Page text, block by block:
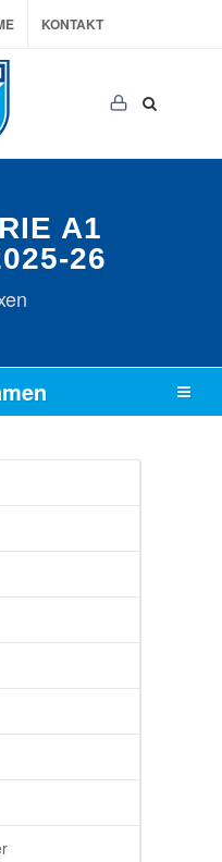
KONTAKT
A1
26